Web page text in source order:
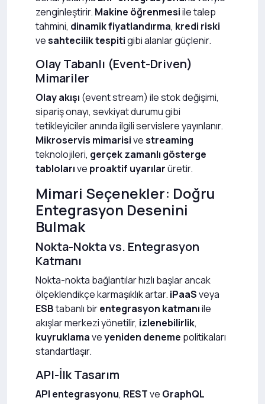
zenginleştirir. Makine öğrenmesiile talep
tahmini, dinamik fiyatlandırma, kredi riski
vesahtecilik tespitigibi alanlar güçlenir.
Olay Tabanlı (Event-Driven)
Mimariler
Olay akışı (event stream) ile stok değişimi,
sipariş onayı, sevkiyat durumu gibi
tetikleyiciler anında ilgili servislere yayınlanır.
Mikroservis mimarisivestreaming
teknolojileri, gerçek zamanlı gösterge
tablolarıve proaktif uyarılarüretir.
Mimari Seçenekler: Doğru
Entegrasyon Desenini
Bulmak
Nokta-Nokta vs. Entegrasyon
Katmanı
Nokta-nokta bağlantılar hızlı başlar ancak
ölçeklendikçe karmaşıklık artar. iPaaSveya
ESBtabanlı birentegrasyon katmanıile
akışlar merkezi yönetilir, izlenebilirlik,
kuyruklamaveyeniden deneme politikaları
standartlaşır.
API-İlk Tasarım
API entegrasyonu, RESTve GraphQL